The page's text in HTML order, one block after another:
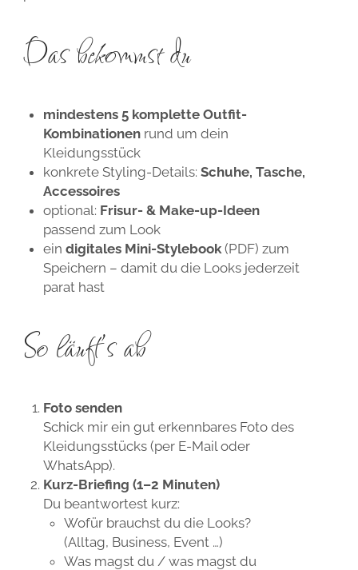
Das bekommst du
mindestens 5 komplette Outfit-
Kombinationen rund um dein
Kleidungsstück
konkrete Styling-Details:Schuhe, Tasche,
Accessoires
optional: Frisur- & Make-up-Ideen
passend zum Look
eindigitales Mini-Stylebook (PDF) zum
Speichern – damit du die Looks jederzeit
parat hast
So läuft’s ab
Foto senden
Schick mir ein gut erkennbares Foto des
Kleidungsstücks (per E-Mail oder
WhatsApp).
Kurz-Briefing (1–2 Minuten)
Du beantwortest kurz:
Wofür brauchst du die Looks?
(Alltag, Business, Event …)
Was magst du / was magst du